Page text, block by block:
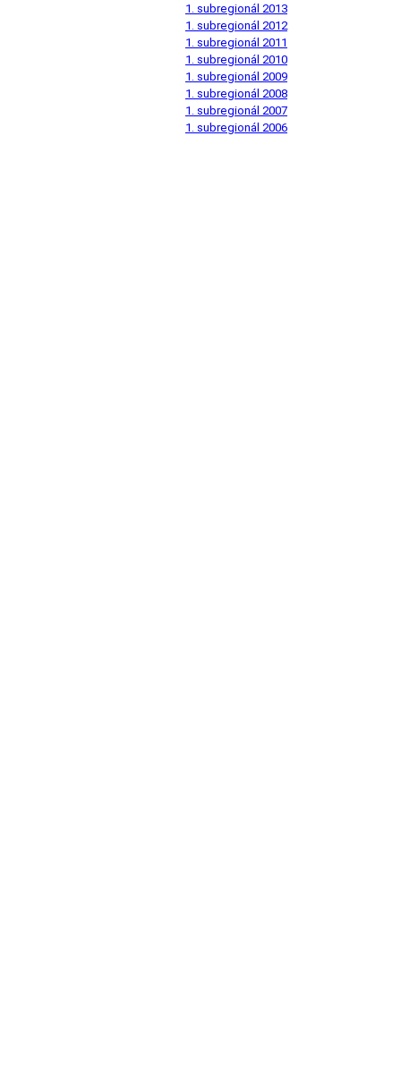
1. subregionál 2013
1. subregionál 2012
1. subregionál 2011
1. subregionál 2010
1. subregionál 2009
1. subregionál 2008
1. subregionál 2007
1. subregionál 2006